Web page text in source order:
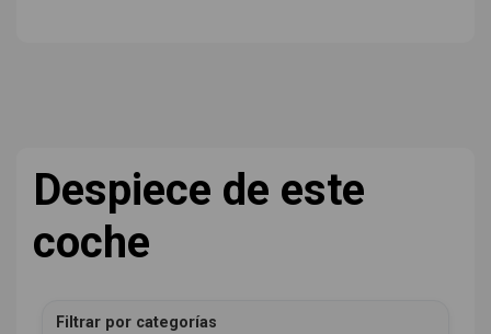
Despiece de este
coche
Filtrar por categorías